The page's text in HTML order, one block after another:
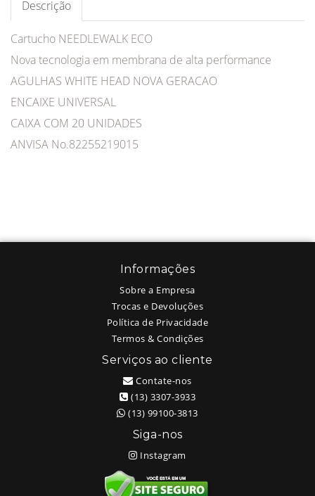
Descrição
Cartucho NEEDLEWALK ECO
Nova tecnologia em membrana de alta performance
AGULHAS WHITE HEAD NOVA GERACAO
ENCAIXE UNIVERSAL
CAIXA COM 20 UNIDADES
ANVISA No.82255219015
Informações
Sobre a Empresa
Trocas e Devoluções
Política de Privacidade
Termos & Condições
Serviços ao cliente
Contate-nos
(13) 3307-3933
(13) 99100-3813
Siga-nos
Instagram